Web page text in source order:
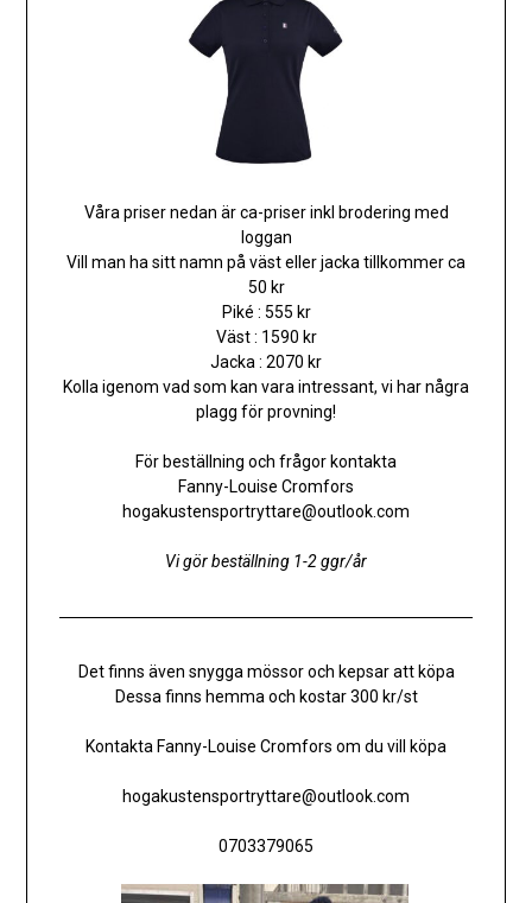
Våra priser nedan är ca-priser inkl brodering med
loggan
Vill man ha sitt namn på väst eller jacka tillkommer ca
50 kr
Piké : 555 kr
Väst : 1590 kr
Jacka : 2070 kr
Kolla igenom vad som kan vara intressant, vi har några
plagg för provning!
För beställning och frågor kontakta
Fanny-Louise Cromfors
hogakustensportryttare@outlook.com
Vi gör beställning 1-2 ggr/år
Det finns även snygga mössor och kepsar att köpa
Dessa finns hemma och kostar 300 kr/st
Kontakta Fanny-Louise Cromfors om du vill köpa
hogakustensportryttare@outlook.com
0703379065